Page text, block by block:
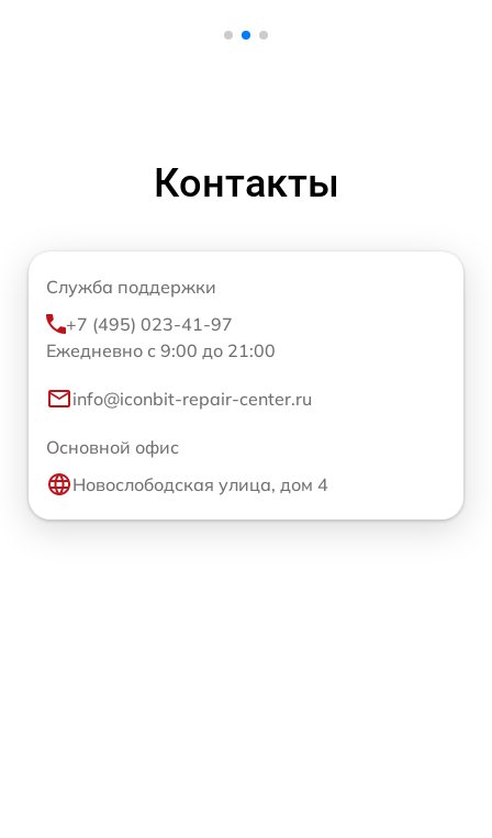
Контакты
Служба поддержки
+7 (495) 023-41-97
Ежедневно с 9:00 до 21:00
info@iconbit-repair-center.ru
Основной офис
Новослободская улица, дом 4